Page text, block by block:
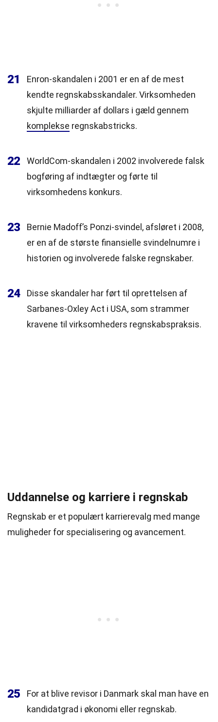
21
Enron-skandalen i 2001 er en af de mest
kendte regnskabsskandaler. Virksomheden
skjulte milliarder af dollars i gæld gennem
komplekse regnskabstricks.
22
WorldCom-skandalen i 2002 involverede falsk
bogføring af indtægter og førte til
virksomhedens konkurs.
23
Bernie Madoff’s Ponzi-svindel, afsløret i 2008,
er en af de største finansielle svindelnumre i
historien og involverede falske regnskaber.
24
Disse skandaler har ført til oprettelsen af
Sarbanes-Oxley Act i USA, som strammer
kravene til virksomheders regnskabspraksis.
Uddannelse og karriere i regnskab
Regnskab er et populært karrierevalg med mange
muligheder for specialisering og avancement.
25
For at blive revisor i Danmark skal man have en
kandidatgrad i økonomi eller regnskab.